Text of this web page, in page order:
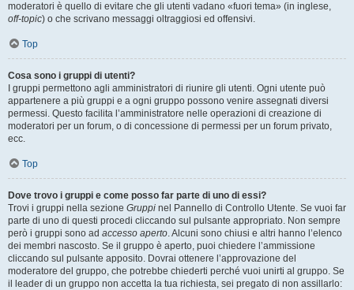
moderatori è quello di evitare che gli utenti vadano «fuori tema» (in inglese,
off-topic) o che scrivano messaggi oltraggiosi ed offensivi.
Top
Cosa sono i gruppi di utenti?
I gruppi permettono agli amministratori di riunire gli utenti. Ogni utente può
appartenere a più gruppi e a ogni gruppo possono venire assegnati diversi
permessi. Questo facilita l’amministratore nelle operazioni di creazione di
moderatori per un forum, o di concessione di permessi per un forum privato,
ecc.
Top
Dove trovo i gruppi e come posso far parte di uno di essi?
Trovi i gruppi nella sezione Gruppi nel Pannello di Controllo Utente. Se vuoi far
parte di uno di questi procedi cliccando sul pulsante appropriato. Non sempre
però i gruppi sono ad accesso aperto. Alcuni sono chiusi e altri hanno l’elenco
dei membri nascosto. Se il gruppo è aperto, puoi chiedere l’ammissione
cliccando sul pulsante apposito. Dovrai ottenere l’approvazione del
moderatore del gruppo, che potrebbe chiederti perché vuoi unirti al gruppo. Se
il leader di un gruppo non accetta la tua richiesta, sei pregato di non assillarlo: